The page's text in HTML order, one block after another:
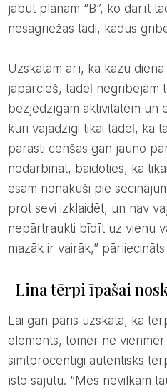
jābūt plānam “B”, ko darīt
nesagriežas tādi, kādus
Uzskatām arī, ka kāzu diena ir jābauda, nevis
jāpārcieš, tādēļ negribējām
bezjēdzīgām aktivitātēm un
kuri vajadzīgi tikai tādēļ, ka
parasti cenšas gan jauno
nodarbināt, baidoties, ka
esam nonākuši pie
prot sevi izklaidēt, un nav
nepārtraukti bīdīt uz vienu
mazāk ir vairāk,”
Lina tērpi īpašai
Lai gan pāris uzskata, ka tērpi ir pat ļoti svarīgs
elements, tomēr ne
simtprocentīgi autentisks
īsto sajūtu. “Mēs nevilkām